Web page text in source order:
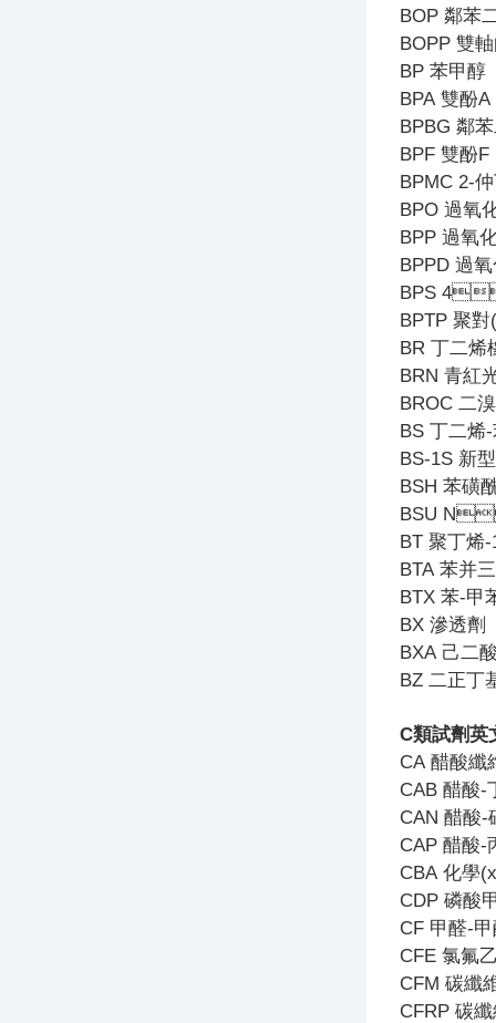
BOP 鄰苯
BOPP 雙
BP 苯甲醇
BPA 雙酚A
BPBG 鄰
BPF 雙酚F
BPMC 2-
BPO 過氧
BPP 過氧
BPPD 過
BPS 4
BPTP 聚對
BR 丁二烯
BRN 青紅
BROC 二
BS 丁二烯
BS-1S 新
BSH 苯磺
BSU N
BT 聚丁烯
BTA 苯并
BTX 苯-甲
BX 滲透劑
BXA 己二
BZ 二正丁
C類試劑英
CA 醋酸纖
CAB 醋酸-
CAN 醋酸-
CAP 醋酸-
CBA 化學
CDP 磷酸
CF 甲醛-
CFE 氯氟
CFM 碳纖
CFRP 碳